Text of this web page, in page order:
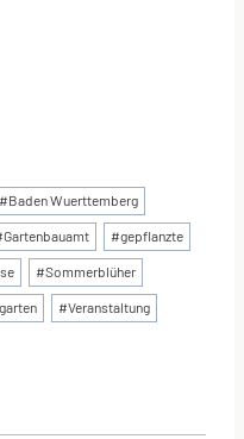
#Baden Wuerttemberg
Gartenbauamt #gepflanzte
#Sommerblüher
#Veranstaltung